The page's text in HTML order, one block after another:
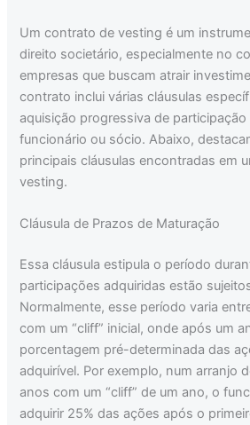
Um contrato de vesting é um
direito societário, especialmente no
empresas que buscam atrair
contrato inclui várias cláusulas
aquisição progressiva de participação
funcionário ou sócio. Abaixo,
principais cláusulas encontradas em
vesting.
Cláusula de Prazos de Maturação
Essa cláusula estipula o período
participações adquiridas estão
Normalmente, esse período varia
com um “cliff” inicial, onde após um
porcentagem pré-determinada das
adquirível. Por exemplo, num arranjo
anos com um “cliff” de um ano, o
adquirir 25% das ações após o